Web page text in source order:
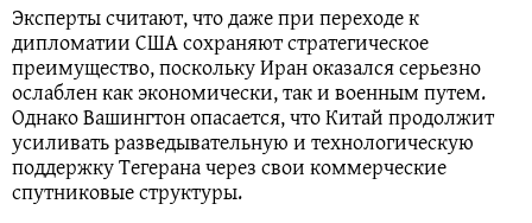
Эксперты считают, что даже при переходе к
дипломатии США сохраняют стратегическое
преимущество, поскольку Иран оказался серьезно
ослаблен как экономически, так и военным путем.
Однако Вашингтон опасается, что Китай продолжит
усиливать разведывательную и технологическую
поддержку Тегерана через свои коммерческие
спутниковые структуры.